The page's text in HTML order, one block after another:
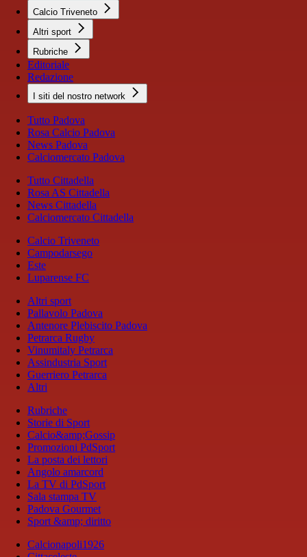
Calcio Triveneto
Altri sport
Rubriche
Editoriale
Redazione
I siti del nostro network
Tutto Padova
Rosa Calcio Padova
News Padova
Calciomercato Padova
Tutto Cittadella
Rosa AS Cittadella
News Cittadella
Calciomercato Cittadella
Calcio Triveneto
Campodarsego
Este
Luparense FC
Altri sport
Pallavolo Padova
Antenore Plebiscito Padova
Petrarca Rugby
Vinumitaly Petrarca
Assindustria Sport
Guerriero Petrarca
Altri
Rubriche
Storie di Sport
Calcio&amp;Gossip
Promozioni PdSport
La posta dei lettori
Angolo amarcord
La TV di PdSport
Sala stampa TV
Padova Gourmet
Sport &amp; diritto
Calcionapoli1926